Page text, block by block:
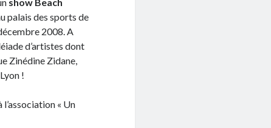
palais des sports de
2008. A
d’artistes dont
Zinédine Zidane,
!
l’association « Un